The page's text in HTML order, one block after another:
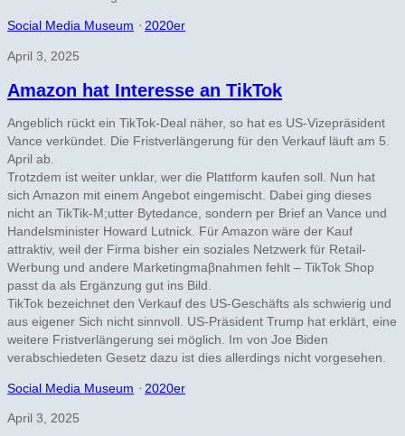
Social Media Museum ⋅ 2020er
April 3, 2025
Amazon hat Interesse an TikTok
Angeblich rückt ein TikTok-Deal näher, so hat es US-Vizepräsident
Vance verkündet. Die Fristverlängerung für den Verkauf läuft am 5.
April ab.
Trotzdem ist weiter unklar, wer die Plattform kaufen soll. Nun hat
sich Amazon mit einem Angebot eingemischt. Dabei ging dieses
nicht an TikTik-M;utter Bytedance, sondern per Brief an Vance und
Handelsminister Howard Lutnick. Für Amazon wäre der Kauf
attraktiv, weil der Firma bisher ein soziales Netzwerk für Retail-
Werbung und andere Marketingmaβnahmen fehlt – TikTok Shop
passt da als Ergänzung gut ins Bild.
TikTok bezeichnet den Verkauf des US-Geschäfts als schwierig und
aus eigener Sich nicht sinnvoll. US-Präsident Trump hat erklärt, eine
weitere Fristverlängerung sei möglich. Im von Joe Biden
verabschiedeten Gesetz dazu ist dies allerdings nicht vorgesehen.
Social Media Museum ⋅ 2020er
April 3, 2025